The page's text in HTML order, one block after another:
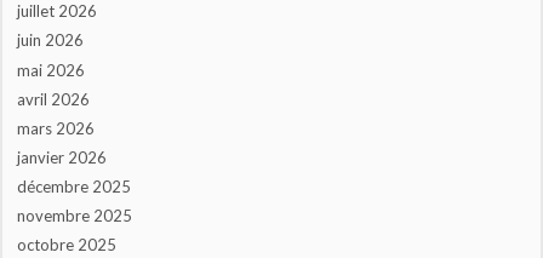
juillet 2026
juin 2026
mai 2026
avril 2026
mars 2026
janvier 2026
décembre 2025
novembre 2025
octobre 2025